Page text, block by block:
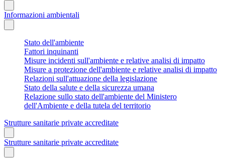
Informazioni ambientali
Stato dell'ambiente
Fattori inquinanti
Misure incidenti sull'ambiente e relative analisi di impatto
Misure a protezione dell'ambiente e relative analisi di impatto
Relazioni sull'attuazione della legislazione
Stato della salute e della sicurezza umana
Relazione sullo stato dell'ambiente del Ministero
dell'Ambiente e della tutela del territorio
Strutture sanitarie private accreditate
Strutture sanitarie private accreditate